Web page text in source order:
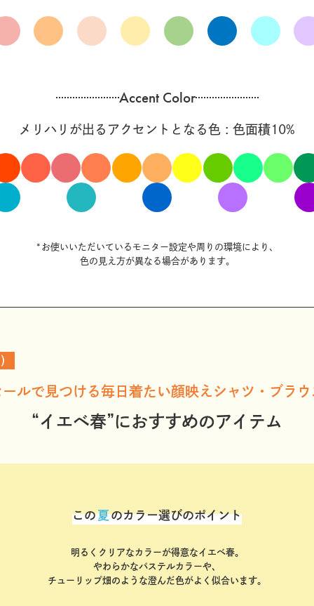
Accent Color
メリハリが出るアクセントとなる色 : 色面積10%
*お使いいただいているモニター設定や周りの環境により、
色の見え方が異なる場合があります。
ールで見つける毎日着たい顔映えシャツ・ブラウ
“イエベ春”におすすめのアイテム
この夏のカラー選びのポイント
明るくクリアなカラーが得意なイエベ春。
やわらかなパステルカラーや、
チューリップ畑のような澄んだ色がよく似合います。